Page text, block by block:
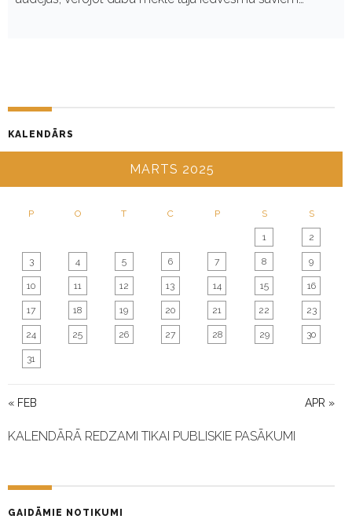
KALENDĀRS
MARTS 2025
P O T C P S S
« FEB APR »
1 2
3 4 5 6 7 8 9
10 11 12 13 14 15 16
17 18 19 20 21 22 23
24 25 26 27 28 29 30
31
KALENDĀRĀ REDZAMI TIKAI PUBLISKIE PASĀKUMI
GAIDĀMIE NOTIKUMI